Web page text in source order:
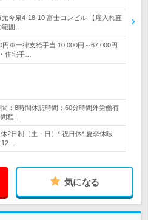
元今泉4-18-10 富士コンビル 【雇入れ直
範囲…
円※一律支給手当 10,000円～67,000円
宅手…
：8時間休憩時間：60分時間外労働有
程…
2日制（土・日）* 祝日休* 夏季休暇
気になる